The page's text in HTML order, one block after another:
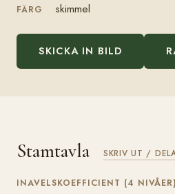
FÄRG skimmel
SKICKA IN BILD
Stamtavla SKRIV UT /
INAVELSKOEFFICIENT (4 NIVÅER)